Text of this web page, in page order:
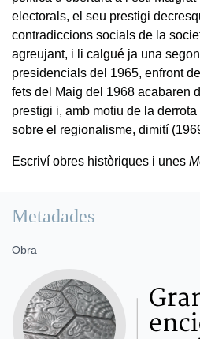
electorals, el seu prestigi
contradiccions socials de la
agreujant, i li calgué ja una
presidencials del 1965, enfront
fets del Maig del 1968 acabaren
prestigi i, amb motiu de la
sobre el regionalisme, dimití
Escriví obres històriques i unes
Metadades
Obra